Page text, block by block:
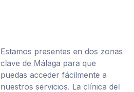
Estamos presentes en dos zonas
clave de Málaga para que
puedas acceder fácilmente a
nuestros servicios. La clínica del